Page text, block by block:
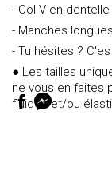
- Col V en dentelle
- Manches longues
- Tu hésites ?
● Les tailles
ne vous en faites
fluides et/ou